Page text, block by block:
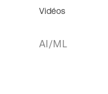
Vidéos
AI/ML